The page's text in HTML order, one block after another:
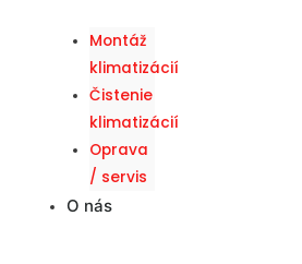
Montáž
klimatizácií
Čistenie
klimatizácií
Oprava
/ servis
O nás